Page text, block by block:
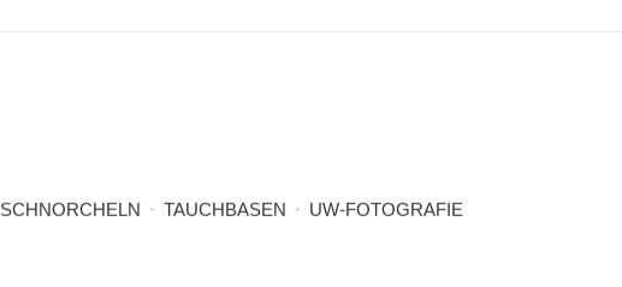
SCHNORCHELN TAUCHBASEN UW-FOTOGRAFIE